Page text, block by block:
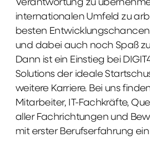
Verantwortung zu
internationalen Umfeld zu
besten
und dabei auch noch Spaß
Dann ist ein Einstieg bei
Solutions der ideale
weitere Karriere. Bei uns
Mitarbeiter, IT-Fachkräfte,
aller Fachrichtungen und
mit erster Berufserfahrung ein